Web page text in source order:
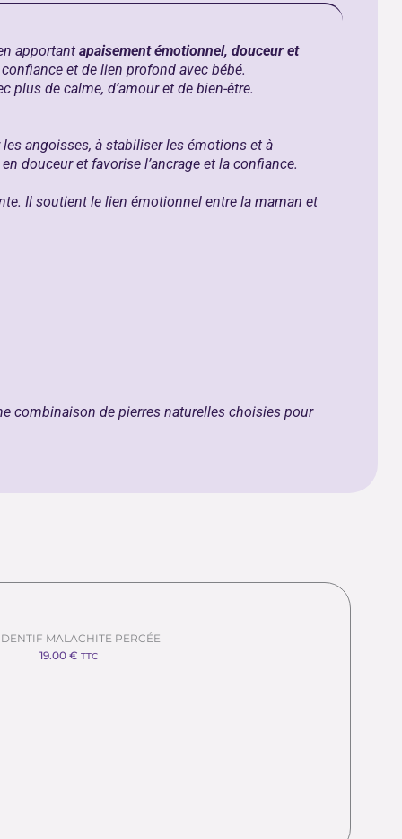
apportant apaisement émotionnel, douceur et
et de lien profond avec bébé.
de calme, d’amour et de bien-être.
les angoisses, à stabiliser les émotions et à
douceur et favorise l’ancrage et la confiance.
Il soutient le lien émotionnel entre la maman et
combinaison de pierres naturelles choisies pour
MALACHITE PERCÉE
19.00€ TTC